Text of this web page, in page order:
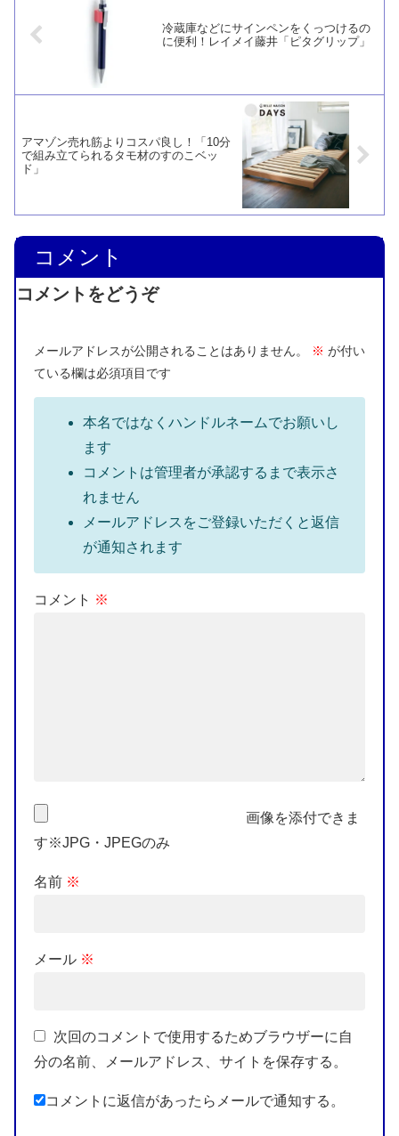
冷蔵庫などにサインペンをくっつけるの
に便利！レイメイ藤井「ピタグリップ」
アマゾン売れ筋よりコスパ良し！「10分
で組み立てられるタモ材のすのこベッ
ド」
コメント
コメントをどうぞ
メールアドレスが公開されることはありません。 ※ が付い
ている欄は必須項目です
本名ではなくハンドルネームでお願いし
ます
コメントは管理者が承認するまで表示さ
れません
メールアドレスをご登録いただくと返信
が通知されます
コメント ※
画像を添付できま
す※JPG・JPEGのみ
名前 ※
メール ※
次回のコメントで使用するためブラウザーに自
分の名前、メールアドレス、サイトを保存する。
コメントに返信があったらメールで通知する。